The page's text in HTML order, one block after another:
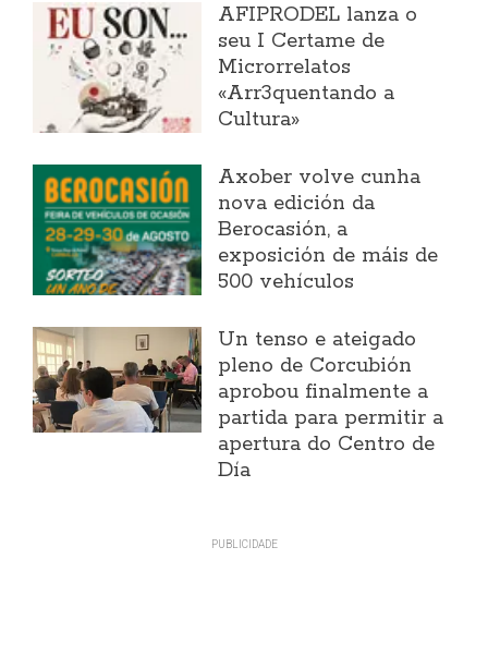
AFIPRODEL lanza o
seu I Certame de
Microrrelatos
«Arr3quentando a
Cultura»
Axober volve cunha
nova edición da
Berocasión, a
exposición de máis de
500 vehículos
Un tenso e ateigado
pleno de Corcubión
aprobou finalmente a
partida para permitir a
apertura do Centro de
Día